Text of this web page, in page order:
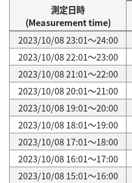
測定日時
(Measurement time)
2023/10/08 23:01～24:00
2023/10/08 22:01～23:00
2023/10/08 21:01～22:00
2023/10/08 20:01～21:00
2023/10/08 19:01～20:00
2023/10/08 18:01～19:00
2023/10/08 17:01～18:00
2023/10/08 16:01～17:00
2023/10/08 15:01～16:00